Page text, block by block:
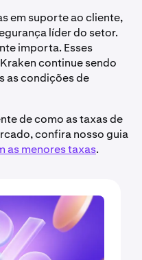
em suporte ao cliente,
líder do setor.
importa. Esses
continue sendo
as condições de
de como as taxas de
confira nosso guia
as menores taxas.